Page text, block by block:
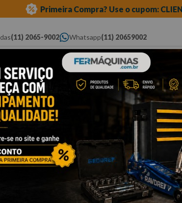
Primeira Compra? Use o cupom:
(11) 2065-9002 Whatsapp(11) 20659002
que você procura...
Elétricas
Ferramentas
Ferramentas
Automotivas
fenda e phillips